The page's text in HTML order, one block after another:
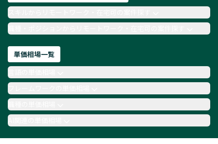
職種・ポジションからリモートワーク・在宅可の案件探す
単価相場一覧
職種の単価相場
AI関連の単価相場